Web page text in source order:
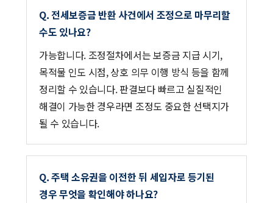
Q. 전세보증금 반환 사건에서 조정으로 마무리할
수도 있나요?
가능합니다. 조정절차에서는 보증금 지급 시기,
목적물 인도 시점, 상호 의무 이행 방식 등을 함께
정리할 수 있습니다. 판결보다 빠르고 실질적인
해결이 가능한 경우라면 조정도 중요한 선택지가
될 수 있습니다.
Q. 주택 소유권을 이전한 뒤 세입자로 등기된
경우 무엇을 확인해야 하나요?